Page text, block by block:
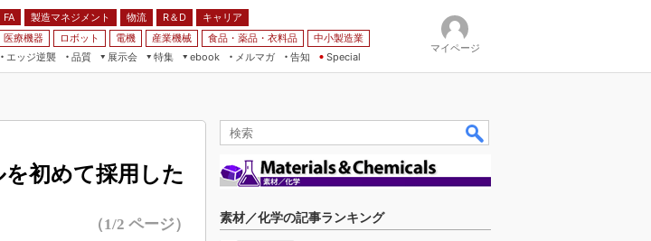
FA 製造マネジメント 物流 R＆D
キャリア
医療機器 ロボット 電機 産業機械 食品・薬品・衣料品
中小製造業
エッジ逆襲 品質
展示会
特集
ルドサービス
ebook
FA
モビリティ
メルマガ
告知 Special
マイページ
を初めて採用した
（1/2 ページ） 素材／化学の記事ランキング